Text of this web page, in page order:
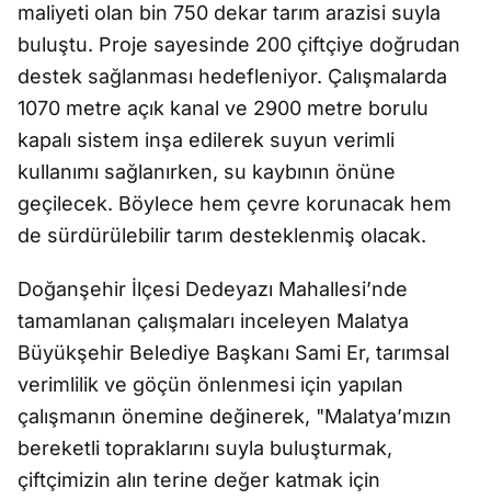
maliyeti olan bin 750 dekar tarım arazisi suyla
buluştu. Proje sayesinde 200 çiftçiye doğrudan
destek sağlanması hedefleniyor. Çalışmalarda
1070 metre açık kanal ve 2900 metre borulu
kapalı sistem inşa edilerek suyun verimli
kullanımı sağlanırken, su kaybının önüne
geçilecek. Böylece hem çevre korunacak hem
de sürdürülebilir tarım desteklenmiş olacak.
Doğanşehir İlçesi Dedeyazı Mahallesi’nde
tamamlanan çalışmaları inceleyen Malatya
Büyükşehir Belediye Başkanı Sami Er, tarımsal
verimlilik ve göçün önlenmesi için yapılan
çalışmanın önemine değinerek, "Malatya’mızın
bereketli topraklarını suyla buluşturmak,
çiftçimizin alın terine değer katmak için